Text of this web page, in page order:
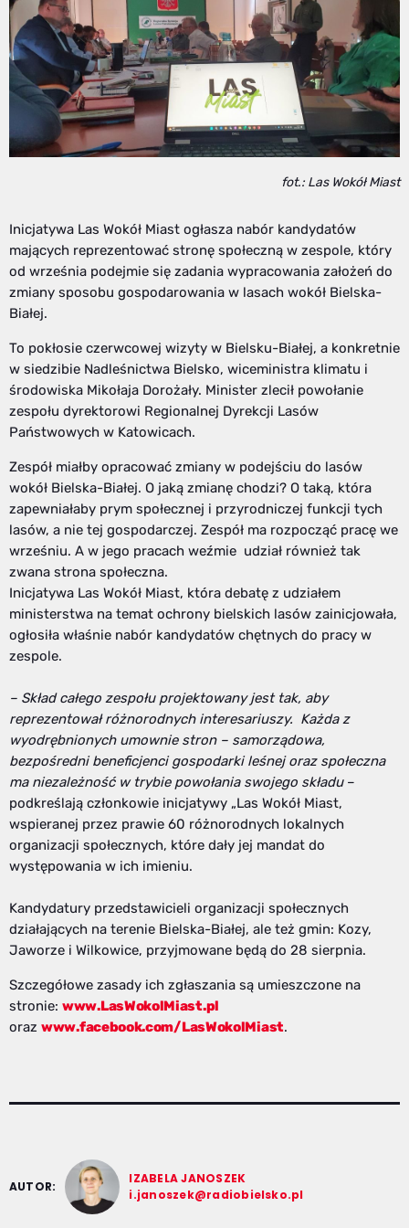
fot.: Las Wokół Miast
Inicjatywa Las Wokół Miast ogłasza nabór kandydatów
mających reprezentować stronę społeczną w zespole, który
od września podejmie się zadania wypracowania założeń do
zmiany sposobu gospodarowania w lasach wokół Bielska-
Białej.
To pokłosie czerwcowej wizyty w Bielsku-Białej, a konkretnie
w siedzibie Nadleśnictwa Bielsko, wiceministra klimatu i
środowiska Mikołaja Dorożały. Minister zlecił powołanie
zespołu dyrektorowi Regionalnej Dyrekcji Lasów
Państwowych w Katowicach.
Zespół miałby opracować zmiany w podejściu do lasów
wokół Bielska-Białej. O jaką zmianę chodzi? O taką, która
zapewniałaby prym społecznej i przyrodniczej funkcji tych
lasów, a nie tej gospodarczej. Zespół ma rozpocząć pracę we
wrześniu. A w jego pracach weźmie udział również tak
zwana strona społeczna.
Inicjatywa Las Wokół Miast, która debatę z udziałem
ministerstwa na temat ochrony bielskich lasów zainicjowała,
ogłosiła właśnie nabór kandydatów chętnych do pracy w
zespole.
– Skład całego zespołu projektowany jest tak, aby
reprezentował różnorodnych interesariuszy. Każda z
wyodrębnionych umownie stron – samorządowa,
bezpośredni beneficjenci gospodarki leśnej oraz społeczna
ma niezależność w trybie powołania swojego składu –
podkreślają członkowie inicjatywy „Las Wokół Miast,
wspieranej przez prawie 60 różnorodnych lokalnych
organizacji społecznych, które dały jej mandat do
występowania w ich imieniu.
Kandydatury przedstawicieli organizacji społecznych
działających na terenie Bielska-Białej, ale też gmin: Kozy,
Jaworze i Wilkowice, przyjmowane będą do 28 sierpnia.
Szczegółowe zasady ich zgłaszania są umieszczone na
stronie: www.LasWokolMiast.pl
oraz www.facebook.com/LasWokolMiast.
AUTOR:
IZABELA JANOSZEK
i.janoszek@radiobielsko.pl